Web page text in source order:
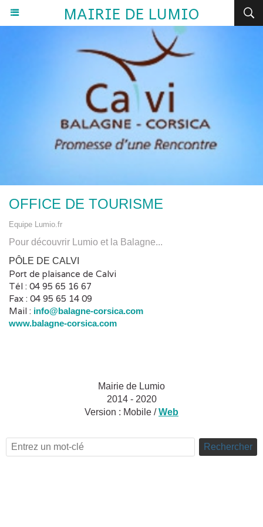
MAIRIE DE LUMIO
OFFICE DE TOURISME
Equipe Lumio.fr
Pour découvrir Lumio et la Balagne...
PÔLE DE CALVI
Port de plaisance de Calvi
Tél : 04 95 65 16 67
Fax : 04 95 65 14 09
Mail : info@balagne-corsica.com
www.balagne-corsica.com
Mairie de Lumio
2014 - 2020
Version : Mobile /Web
Rechercher